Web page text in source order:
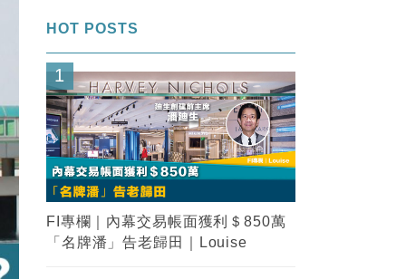
HOT POSTS
1
FI專欄｜內幕交易帳面獲利＄850萬
「名牌潘」告老歸田｜Louise